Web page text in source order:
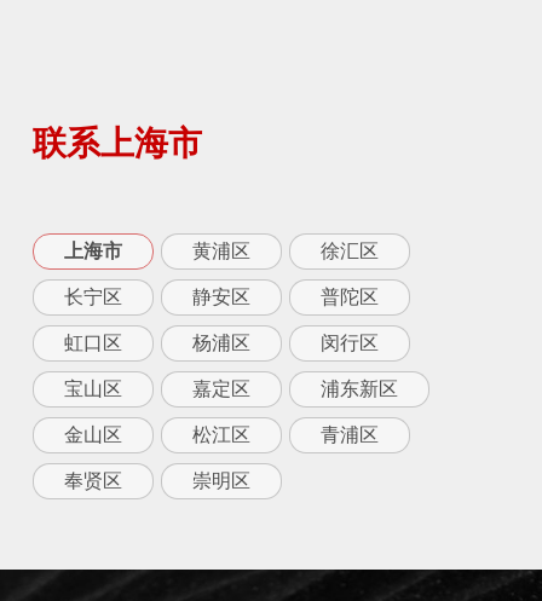
联系上海市
上海市 黄浦区 徐汇区
长宁区 静安区 普陀区
虹口区 杨浦区 闵行区
宝山区 嘉定区 浦东新区
金山区 松江区 青浦区
奉贤区 崇明区